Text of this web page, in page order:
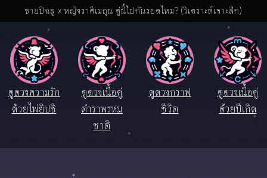
ชายปีฉลู x หญิงราศีเมถุน คู่นี้ไปกันรอดไหม? (วิเคราะห์เจาะลึก)
ดูดวงความรัก
ด้วยไพ่ยิปซี
ดูดวงเนื้อคู่
ตำราพรหม
ชาติ
ดูดวงกราฟ
ชีวิต
ดูดวงเนื้อคู่
ด้วยปีเกิด